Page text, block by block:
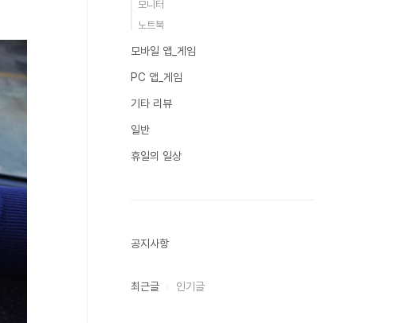
모니터
노트북
모바일 앱_게임
PC 앱_게임
기타 리뷰
일반
휴일의 일상
공지사항
최근글 인기글